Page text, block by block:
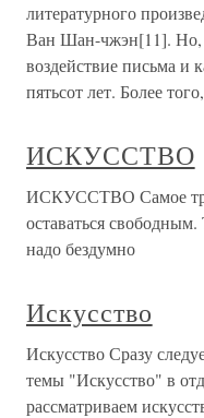
литературного
Ван Шан-чжэн[11]. Но,
воздействие письма и
пятьсот лет. Более того,
ИСКУССТВО
ИСКУССТВО Самое
оставаться
надо бездумно
Искусство
Искусство Сразу
темы "Искусство" в
рассматриваем